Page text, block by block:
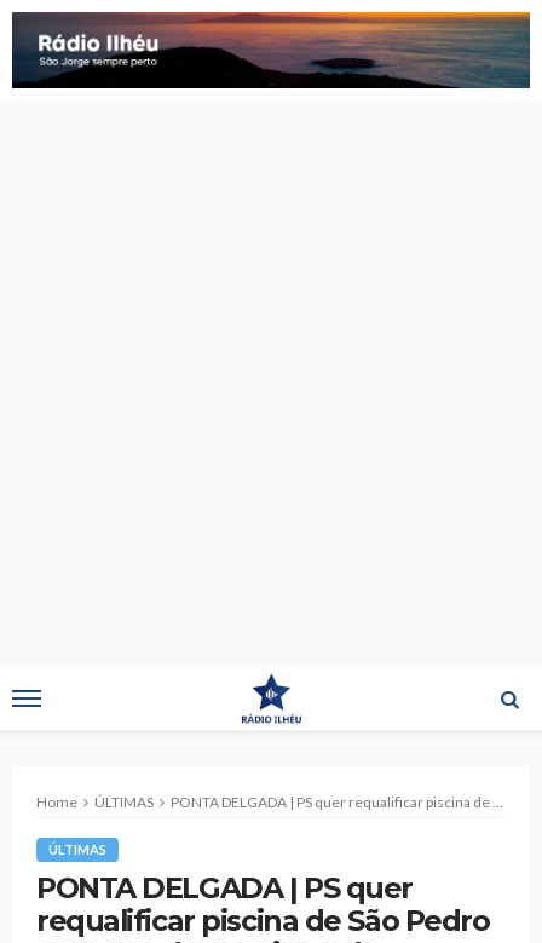
Home ÚLTIMAS PONTA DELGADA | PS quer requalificar piscina de São Pedro para uso desportivo e da comunidade durante todo o ano
ÚLTIMAS
PONTA DELGADA | PS quer
requalificar piscina de São Pedro